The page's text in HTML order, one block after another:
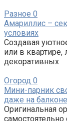
Разное 0
Амариллис –
условиях
Создавая
или в
декоративных
Огород 0
Мини-парник
даже на балконе
Оригинальная